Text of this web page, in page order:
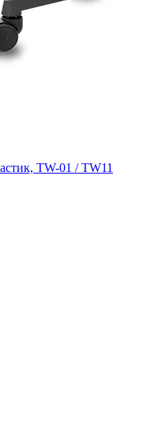
TW-01 / TW11